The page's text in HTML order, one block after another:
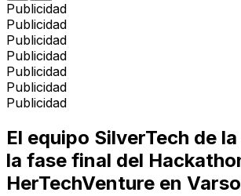
Publicidad
Publicidad
Publicidad
Publicidad
Publicidad
Publicidad
Publicidad
El equipo SilverTech de
la fase final del
HerTechVenture en